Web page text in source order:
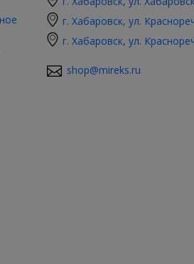
г. Хабаровск, ул.
г. Хабаровск, ул.
shop@mireks.ru